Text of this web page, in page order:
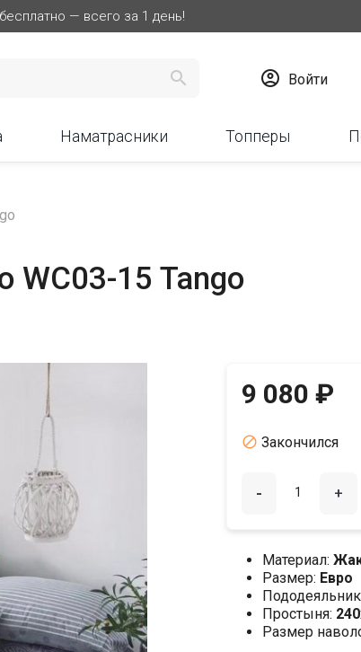
— всего за 1 день!
  Войти
Наматрасники Топперы
WC03-15 Tango
9 080 ₽
 Закончился
- +
Материал:
Размер: Евро
Простыня:
Размер